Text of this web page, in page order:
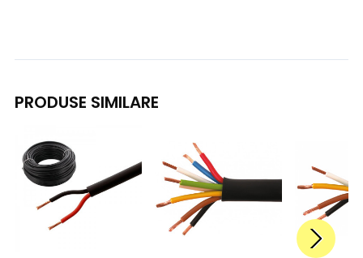
PRODUSE SIMILARE